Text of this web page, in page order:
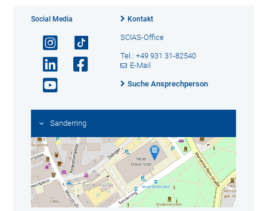
Social Media Kontakt
SCIAS-Office
Tel.: +49 931 31-82540
E-Mail
Suche Ansprechperson
Sanderring